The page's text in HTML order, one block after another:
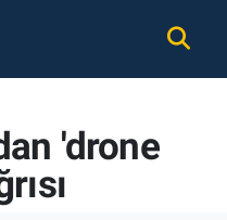
'drone